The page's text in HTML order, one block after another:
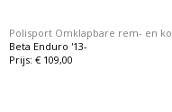
Polisport Omklapbare rem- en
Beta Enduro '13-
Prijs: € 109,00